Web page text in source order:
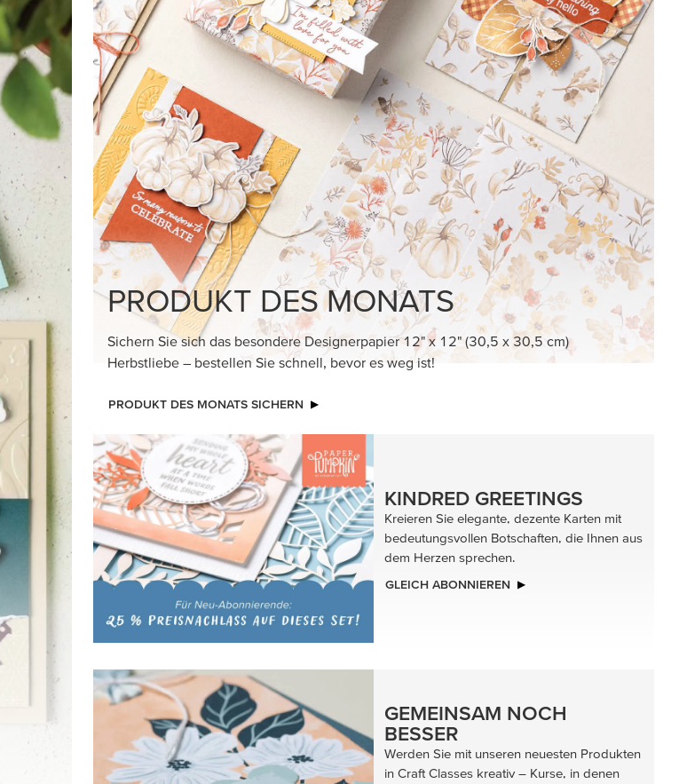
KINDRED GREETINGS
Kreieren Sie elegante, dezente Karten mit
bedeutungsvollen Botschaften, die Ihnen aus
dem Herzen sprechen.
GLEICH ABONNIEREN
GEMEINSAM NOCH
BESSER
Werden Sie mit unseren neuesten Produkten
in Craft Classes kreativ – Kurse, in denen